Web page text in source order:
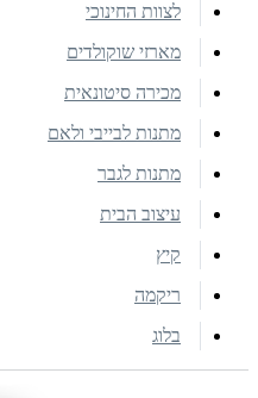
לצוות החינוכי
מארזי שוקולדים
מכירה סיטונאית
מתנות לבייבי ולאם
מתנות לגבר
עיצוב הבית
קיץ
ריקמה
בלוג